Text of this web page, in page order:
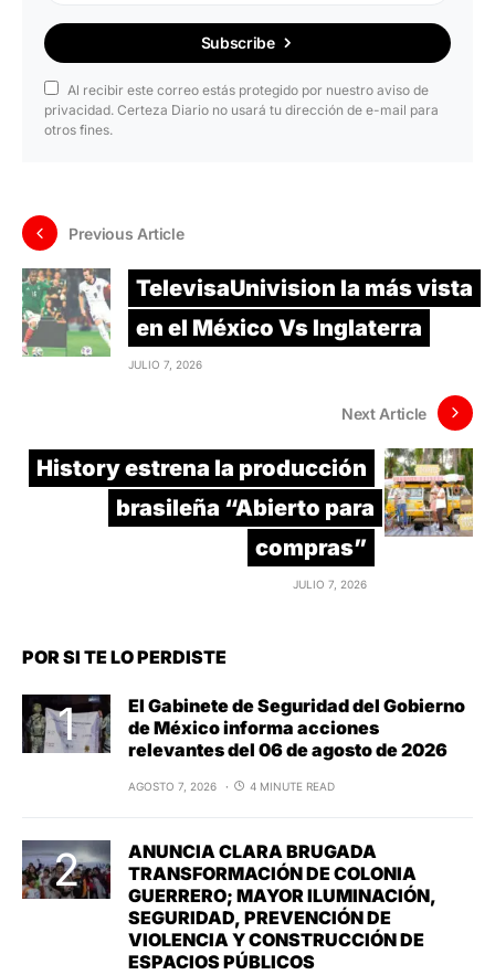
Subscribe
Al recibir este correo estás protegido por nuestro aviso de
privacidad. Certeza Diario no usará tu dirección de e-mail para
otros fines.
Previous Article
TelevisaUnivision la más vista
en el México Vs Inglaterra
JULIO 7, 2026
Next Article
History estrena la producción
brasileña “Abierto para
compras”
JULIO 7, 2026
POR SI TE LO PERDISTE
El Gabinete de Seguridad del Gobierno
de México informa acciones
relevantes del 06 de agosto de 2026
AGOSTO 7, 2026 4 MINUTE READ
ANUNCIA CLARA BRUGADA
TRANSFORMACIÓN DE COLONIA
GUERRERO; MAYOR ILUMINACIÓN,
SEGURIDAD, PREVENCIÓN DE
VIOLENCIA Y CONSTRUCCIÓN DE
ESPACIOS PÚBLICOS